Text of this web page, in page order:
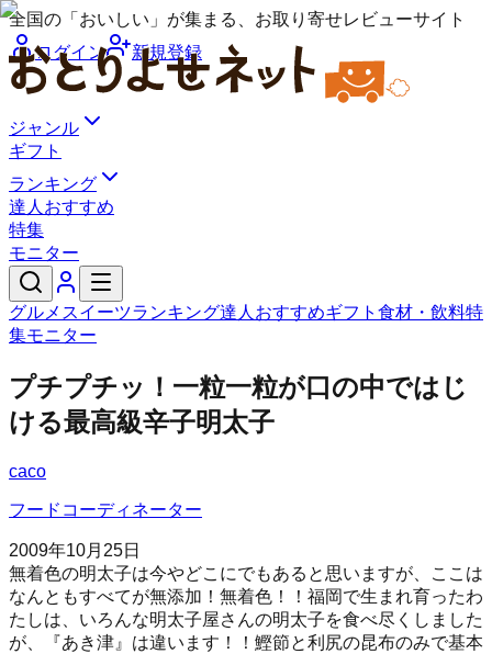
全国の「おいしい」が集まる、お取り寄せレビューサイト
ログイン
新規登録
ジャンル
ギフト
ランキング
達人おすすめ
特集
モニター
グルメ スイーツランキング達人おすすめギフト 食材・飲料特
集モニター
プチプチッ！一粒一粒が口の中ではじ
ける最高級辛子明太子
caco
フードコーディネーター
2009年10月25日
無着色の明太子は今やどこにでもあると思いますが、ここは
なんともすべてが無添加！無着色！！福岡で生まれ育ったわ
たしは、いろんな明太子屋さんの明太子を食べ尽くしました
が、『あき津』は違います！！鰹節と利尻の昆布のみで基本